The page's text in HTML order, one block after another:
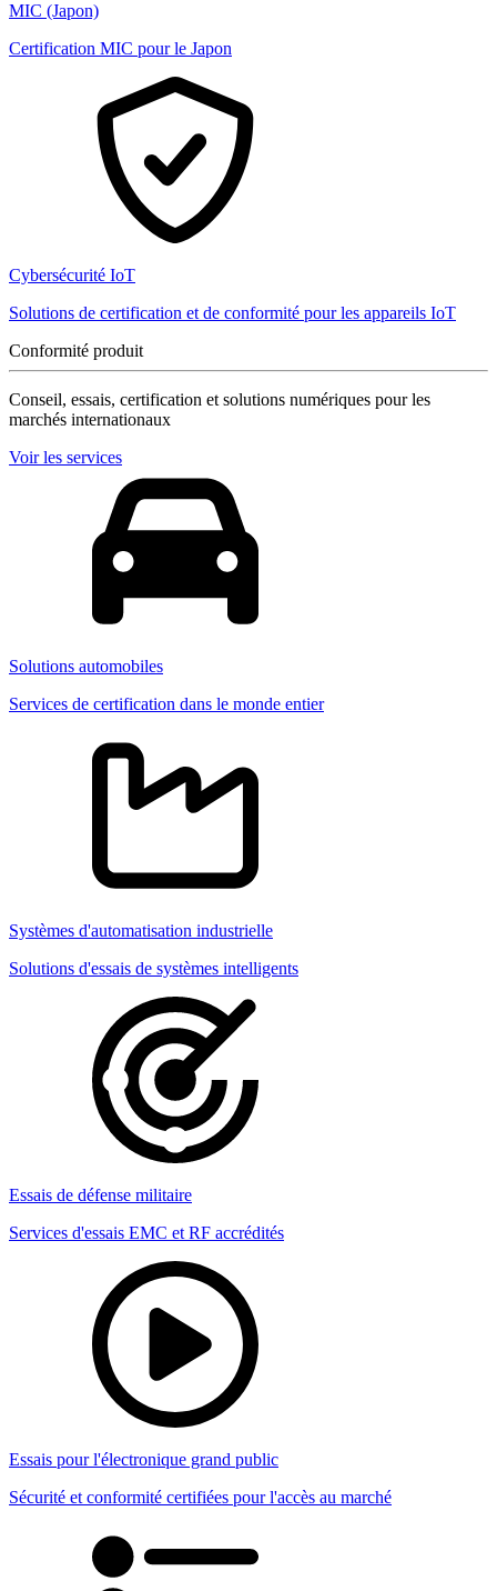
MIC (Japon)
Certification MIC pour le Japon
Cybersécurité IoT
Solutions de certification et de conformité pour les appareils IoT
Conformité produit
Conseil, essais, certification et solutions numériques pour les
marchés internationaux
Voir les services
Solutions automobiles
Services de certification dans le monde entier
Systèmes d'automatisation industrielle
Solutions d'essais de systèmes intelligents
Essais de défense militaire
Services d'essais EMC et RF accrédités
Essais pour l'électronique grand public
Sécurité et conformité certifiées pour l'accès au marché